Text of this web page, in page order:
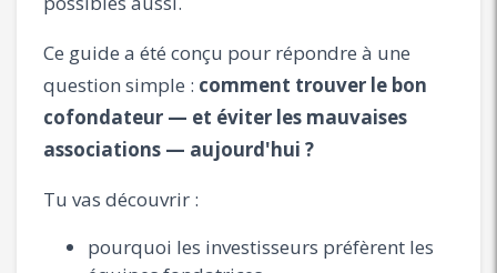
Ce guide a été conçu pour répondre à une
question simple : comment trouver le bon
cofondateur — et éviter les mauvaises
associations — aujourd'hui ?
Tu vas découvrir :
pourquoi les investisseurs préfèrent les